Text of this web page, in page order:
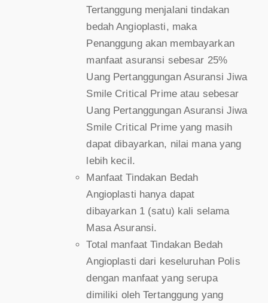
Tertanggung menjalani tindakan
bedah Angioplasti, maka
Penanggung akan membayarkan
manfaat asuransi sebesar 25%
Uang Pertanggungan Asuransi Jiwa
Smile Critical Prime atau sebesar
Uang Pertanggungan Asuransi Jiwa
Smile Critical Prime yang masih
dapat dibayarkan, nilai mana yang
lebih kecil.
Manfaat Tindakan Bedah
Angioplasti hanya dapat
dibayarkan 1 (satu) kali selama
Masa Asuransi.
Total manfaat Tindakan Bedah
Angioplasti dari keseluruhan Polis
dengan manfaat yang serupa
dimiliki oleh Tertanggung yang